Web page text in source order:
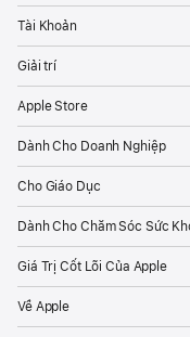
Tài Khoản
Giải trí
Apple Store
Dành Cho Doanh Nghiệp
Cho Giáo Dục
Dành Cho Chăm Sóc Sức
Giá Trị Cốt Lõi Của Apple
Về Apple